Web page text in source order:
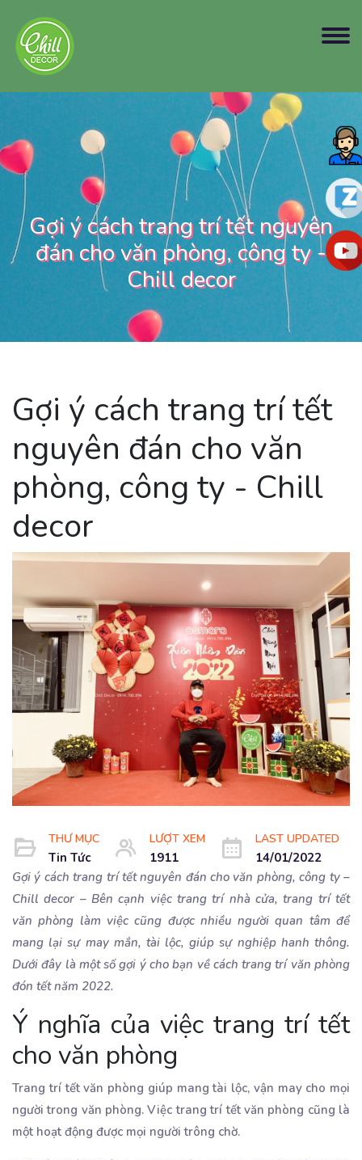
Gợi ý cách trang trí tết nguyên
đán cho văn phòng, công ty -
Chill decor
Gợi ý cách trang trí tết
nguyên đán cho văn
phòng, công ty - Chill
decor
THƯ MỤC
Tin Tức
LƯỢT XEM
1911
LAST UPDATED
14/01/2022
Gợi ý cách trang trí tết nguyên đán cho văn phòng, công ty –
Chill decor – Bên cạnh việc trang trí nhà cửa, trang trí tết
văn phòng làm việc cũng được nhiều người quan tâm để
mang lại sự may mắn, tài lộc, giúp sự nghiệp hanh thông.
Dưới đây là một số gợi ý cho bạn về cách trang trí văn phòng
đón tết năm 2022.
Ý nghĩa của việc trang trí tết
cho văn phòng
Trang trí tết văn phòng giúp mang tài lộc, vận may cho mọi
người trong văn phòng. Việc trang trí tết văn phòng cũng là
một hoạt động được mọi người trông chờ.